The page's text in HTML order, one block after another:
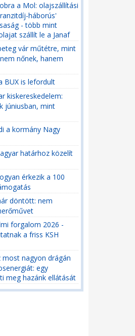
a Mol: olajszállítási
háborús'
- több mint
szállít le a Janaf
vár műtétre, mint
nőnek, hanem
BUX is lefordult
kiskereskedelem:
júniusban, mint
a kormány Nagy
határhoz közelít
érkezik a 100
döntött: nem
forgalom 2026 -
a friss KSH
most nagyon drágán
egy
meg hazánk ellátását